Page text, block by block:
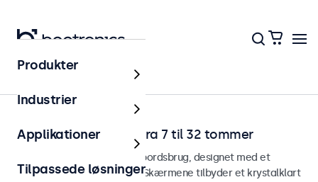
Hjem
Skrivebordsskærme fra 7 til 32 tommer
Skærme designet til skrivebordsbrug, designet med et
robust og justerbart stativ. Skærmene tilbyder et krystalklart
Produkter
Industrier
Applikationer
Tilpassede løsninger